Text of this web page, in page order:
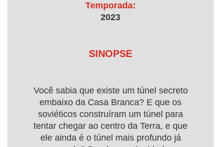
Temporada:
2023
SINOPSE
Você sabia que existe um túnel secreto
embaixo da Casa Branca? E que os
soviéticos construíram um túnel para
tentar chegar ao centro da Terra, e que
ele ainda é o túnel mais profundo já